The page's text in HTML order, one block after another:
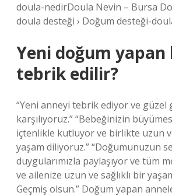
doula-nedirDoula Nevin – Bursa
doula desteği › Doğum desteği-
Yeni doğum yapan
tebrik edilir?
“Yeni anneyi tebrik ediyor ve güzel
karşılıyoruz.” “Bebeğinizin
içtenlikle kutluyor ve birlikte uzun
yaşam diliyoruz.” “Doğumunuzun
duygularımızla paylaşıyor ve tüm
ve ailenize uzun ve sağlıklı bir
Geçmiş olsun.” Doğum yapan